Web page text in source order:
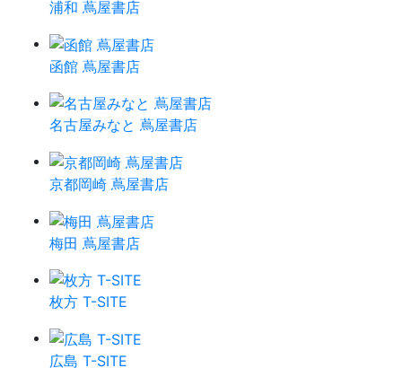
浦和 蔦屋書店
函館 蔦屋書店
名古屋みなと 蔦屋書店
京都岡崎 蔦屋書店
梅田 蔦屋書店
枚方 T-SITE
広島 T-SITE